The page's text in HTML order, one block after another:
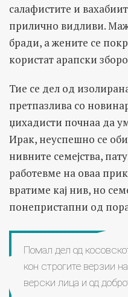
салафистите и
прилично видливи.
бради, а жените се
користат арапски
Тие се дел од
претпазлива со
џихадисти почнаа да
Ирак, неуспешно се
нивните семејства,
работевме на оваа
вратиме кај нив, но
понепристапни од
Помал дел од
кон строгите верзии
верски лица и од